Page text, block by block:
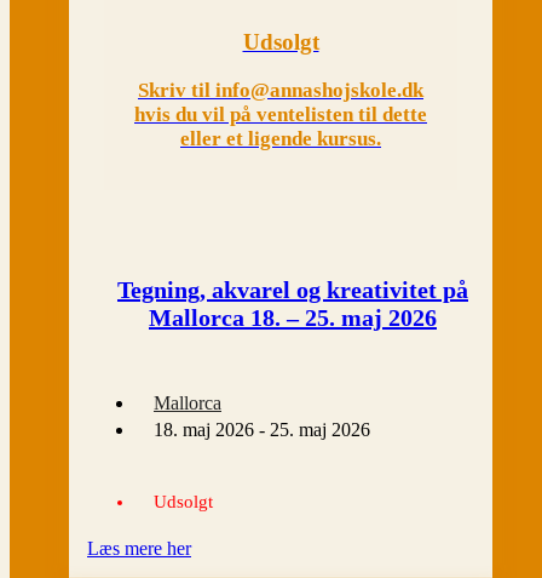
Udsolgt
Skriv til info@annashojskole.dk
hvis du vil på ventelisten til dette
eller et ligende kursus.
Tegning, akvarel og kreativitet på
Mallorca 18. – 25. maj 2026
Mallorca
18. maj 2026 - 25. maj 2026
Udsolgt
Læs mere her